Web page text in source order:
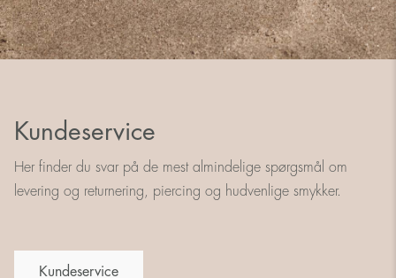
Kundeservice
Her finder du svar på de mest almindelige spørgsmål om
levering og returnering, piercing og hudvenlige smykker.
Kundeservice